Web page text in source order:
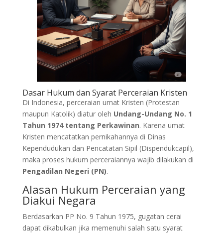
Dasar Hukum dan Syarat Perceraian Kristen
Di Indonesia, perceraian umat Kristen (Protestan
maupun Katolik) diatur oleh Undang-Undang No. 1
Tahun 1974 tentang Perkawinan. Karena umat
Kristen mencatatkan pernikahannya di Dinas
Kependudukan dan Pencatatan Sipil (Dispendukcapil),
maka proses hukum perceraiannya wajib dilakukan di
Pengadilan Negeri (PN).
Alasan Hukum Perceraian yang
Diakui Negara
Berdasarkan PP No. 9 Tahun 1975, gugatan cerai
dapat dikabulkan jika memenuhi salah satu syarat